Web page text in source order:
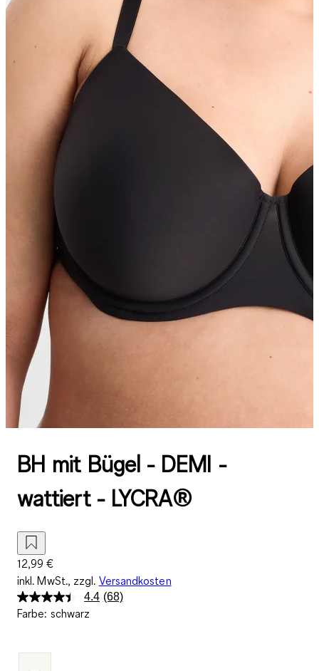
BH mit Bügel - DEMI -
wattiert - LYCRA®
12,99 €
inkl. MwSt., zzgl. Versandkosten
4.4 68
(68)
Farbe: schwarz